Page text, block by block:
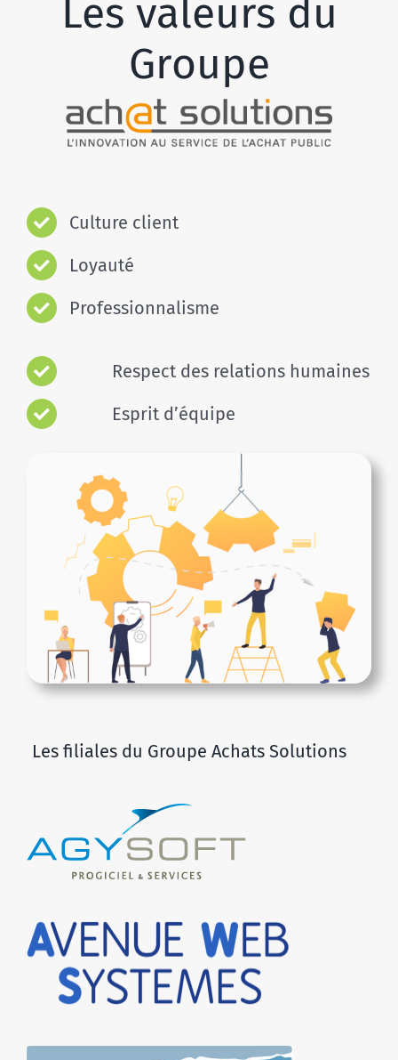
Les valeurs du
Groupe
Culture client
Loyauté
Professionnalisme
Respect des relations humaines
Esprit d’équipe
Les filiales du Groupe Achats Solutions